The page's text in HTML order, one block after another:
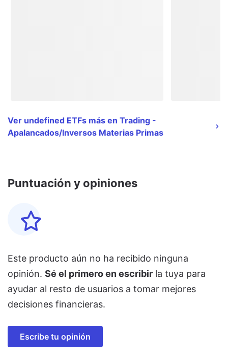
Ver undefined ETFs más en Trading -
Apalancados/Inversos Materias Primas
Puntuación y opiniones
Este producto aún no ha recibido ninguna
opinión. Sé el primero en escribir la tuya para
ayudar al resto de usuarios a tomar mejores
decisiones financieras.
Escribe tu opinión